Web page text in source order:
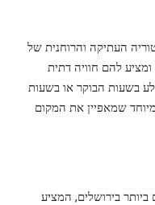
העתיקה והרוחנית של
להם חוויה דתית
בשעות הבוקר או בשעות
שמאפיין את המקום
בירושלים, המציע